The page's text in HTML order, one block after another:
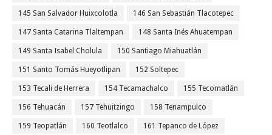
145 San Salvador Huixcolotla 146 San Sebastián Tlacotepec
147 Santa Catarina Tlaltempan 148 Santa Inés Ahuatempan
149 Santa Isabel Cholula 150 Santiago Miahuatlán
151 Santo Tomás Hueyotlipan 152 Soltepec
153 Tecali de Herrera 154 Tecamachalco 155 Tecomatlán
156 Tehuacán 157 Tehuitzingo 158 Tenampulco
159 Teopatlán 160 Teotlalco 161 Tepanco de López